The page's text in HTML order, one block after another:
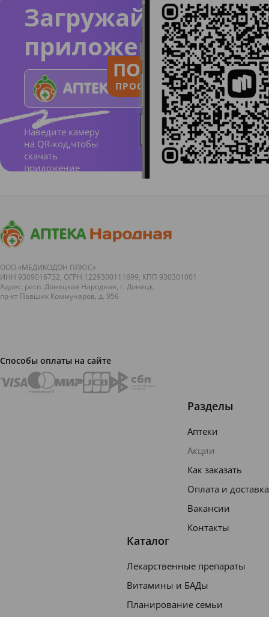
Загружайте
приложение
Наведите камеру
на QR-код,чтобы
скачать
приложение
ПОЛЬЗУЙСЯ
ПРОСТО И ПОНЯТНО
ООО «МЕДИКОДОН ПЛЮС»
ИНН 9309016732, ОГРН 1229300111699, КПП 930301001
Адрес: респ. Донецкая Народная, г. Донецк,
пр-кт Павших Коммунаров, д. 95б
Способы оплаты на сайте
Разделы
Аптеки
Акции
Как заказать
Оплата и доставка
Вакансии
Контакты
Каталог
Лекарственные препараты
Витамины и БАДы
Планирование семьи